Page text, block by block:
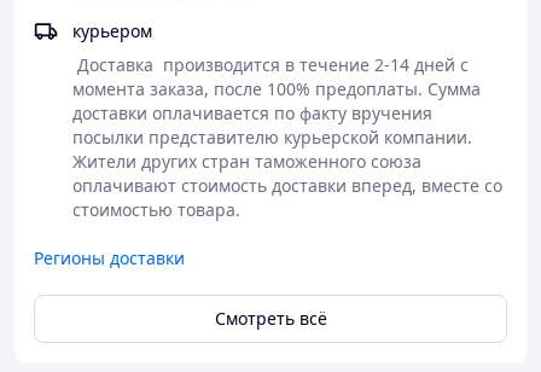
курьером
Доставка  производится в течение 2-14 дней с
момента заказа, после 100% предоплаты. Сумма
доставки оплачивается по факту вручения
посылки представителю курьерской компании.
Жители других стран таможенного союза
оплачивают стоимость доставки вперед, вместе со
стоимостью товара.
Регионы доставки
Смотреть всё